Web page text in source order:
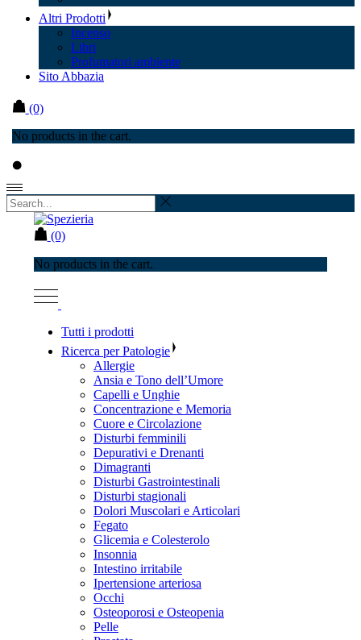
Altri Prodotti
Incenso
Libri
Profumatori ambiente
Sito Abbazia
(0)
No products in the cart.
(0)
No products in the cart.
Tutti i prodotti
Ricerca per Patologie
Allergie
Ansia e Tono dell’Umore
Capelli e Unghie
Concentrazione e Memoria
Cuore e Circolazione
Disturbi femminili
Depurativi e Drenanti
Dimagranti
Disturbi Gastrointestinali
Disturbi stagionali
Dolori Muscolari e Articolari
Fegato
Glicemia e Colesterolo
Insonnia
Intestino irritabile
Ipertensione arteriosa
Occhi
Osteoporosi e Osteopenia
Pelle